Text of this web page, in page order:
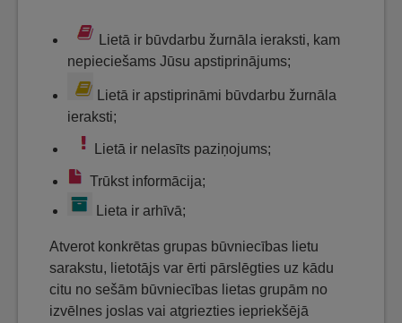
Lietā ir būvdarbu žurnāla ieraksti, kam
nepieciešams Jūsu apstiprinājums;
Lietā ir apstiprināmi būvdarbu žurnāla
ieraksti;
Lietā ir nelasīts paziņojums;
Trūkst informācija;
Lieta ir arhīvā;
Atverot konkrētas grupas būvniecības lietu
sarakstu, lietotājs var ērti pārslēgties uz kādu
citu no sešām būvniecības lietas grupām no
izvēlnes joslas vai atgriezties iepriekšējā